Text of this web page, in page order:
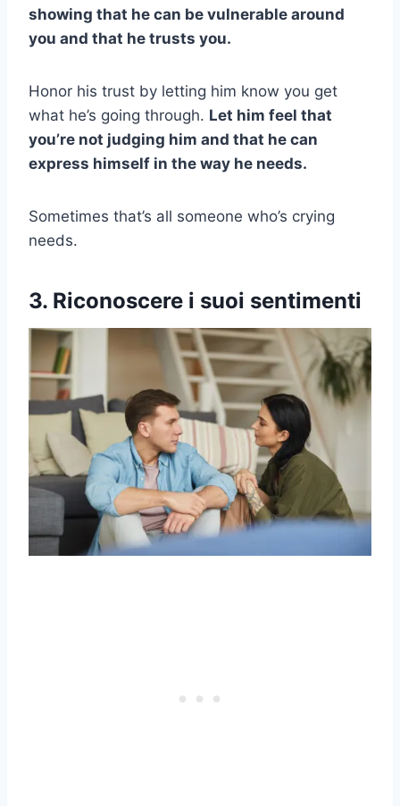
showing that he can be vulnerable around
you and that he trusts you.
Honor his trust by letting him know you get
what he’s going through. Let him feel that
you’re not judging him and that he can
express himself in the way he needs.
Sometimes that’s all someone who’s crying
needs.
3. Riconoscere i suoi sentimenti